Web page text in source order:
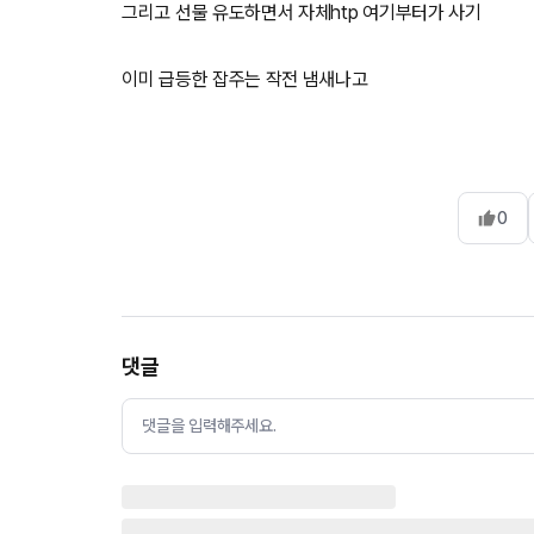
그리고 선물 유도하면서 자체htp 여기부터가 사기
이미 급등한 잡주는 작전 냄새나고
0
댓글
댓글을 입력해주세요.